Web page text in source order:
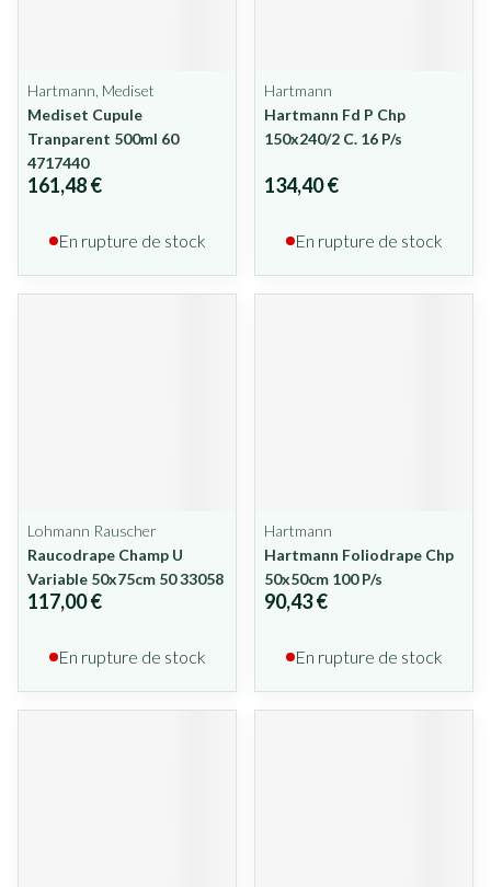
Hartmann, Mediset
Mediset Cupule
Tranparent 500ml 60
4717440
161,48 €
En rupture de stock
Hartmann
Hartmann Fd P Chp
150x240/2 C. 16 P/s
134,40 €
En rupture de stock
Lohmann Rauscher
Raucodrape Champ U
Variable 50x75cm 50 33058
117,00 €
En rupture de stock
Hartmann
Hartmann Foliodrape Chp
50x50cm 100 P/s
90,43 €
En rupture de stock